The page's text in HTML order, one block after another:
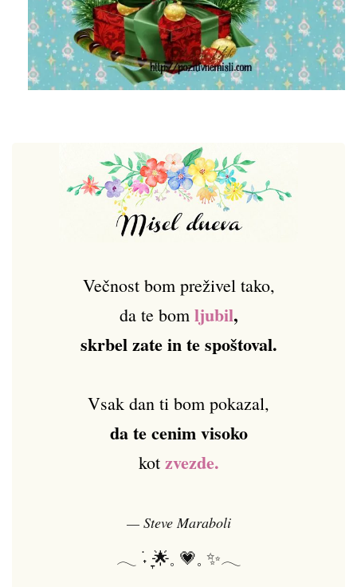
Večnost bom preživel tako,
da te bom ljubil,
skrbel zate in te spoštoval.
Vsak dan ti bom pokazal,
da te cenim visoko
kot zvezde.
— Steve Maraboli
𓂃 ࣪˖ ִֶָ🌟𓈒 💗𓈒 ✨𓂃